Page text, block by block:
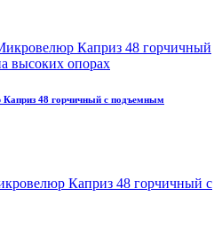
48 горчичный с подъемным